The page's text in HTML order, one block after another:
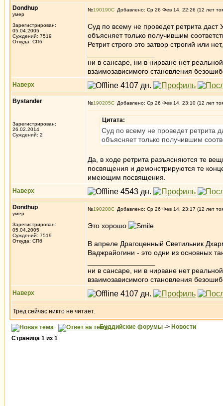
Dondhup
умер
Зарегистрирован:
05.04.2005
Суждений: 7519
Откуда: СПб
№190190 Добавлено: Ср 26 Фев 14, 22:26 (12 лет
Суд по всему не проведет ретрита даст
объясняет только получившим
Ретрит строго это затвор строгий или
ни в сансаре, ни в нирване нет
взаимозависимого становления
Наверх
Bystander
Зарегистрирован:
26.02.2014
Суждений: 2
№190205 Добавлено: Ср 26 Фев 14, 23:10 (12 лет
Цитата:
Суд по всему не проведет ретрита
объясняет только получившим
Да, в ходе ретрита разъясняются те
посвящения и демонстрируются те
имеющим посвящения.
Наверх
Dondhup
умер
Зарегистрирован:
05.04.2005
Суждений: 7519
Откуда: СПб
№190208 Добавлено: Ср 26 Фев 14, 23:17 (12 лет
Это хорошо
В апреле Драгоценный Светильник
Ваджрайогини - это одни из основных
ни в сансаре, ни в нирване нет
взаимозависимого становления
Наверх
Тред сейчас никто не читает.
Буддийские форумы -> Новости
Страница 1 из 1